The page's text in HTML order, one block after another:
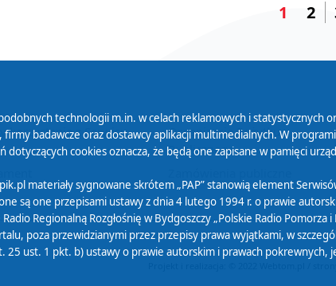
1 2
korzystania z Serwisu
Organizacje Pożytku
Publicznego
technologii m.in. w celach reklamowych i
badawcze oraz dostawcy aplikacji multimedialnych. W
cookies oznacza, że będą one zapisane w pamięci
materiały sygnowane skrótem „PAP” stanowią element
są one przepisami ustawy z dnia 4 lutego 1994 r. o prawie
Regionalną Rozgłośnię w Bydgoszczy „Polskie Radio
poza przewidzianymi przez przepisy prawa wyjątkami, w
25 ust. 1 pkt. b) ustawy o prawie autorskim i prawach pokrewnych,